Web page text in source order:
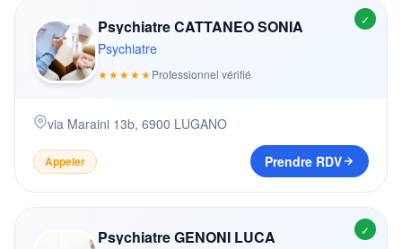
✓
Psychiatre CATTANEO SONIA
Psychiatre
★★★★★Professionnel vérifié
via Maraini 13b, 6900 LUGANO
Appeler Prendre RDV
✓
Psychiatre GENONI LUCA